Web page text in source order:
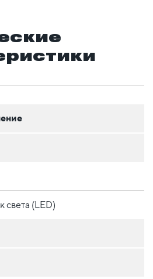
света (LED)